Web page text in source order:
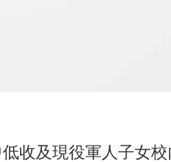
收及現役軍人子女